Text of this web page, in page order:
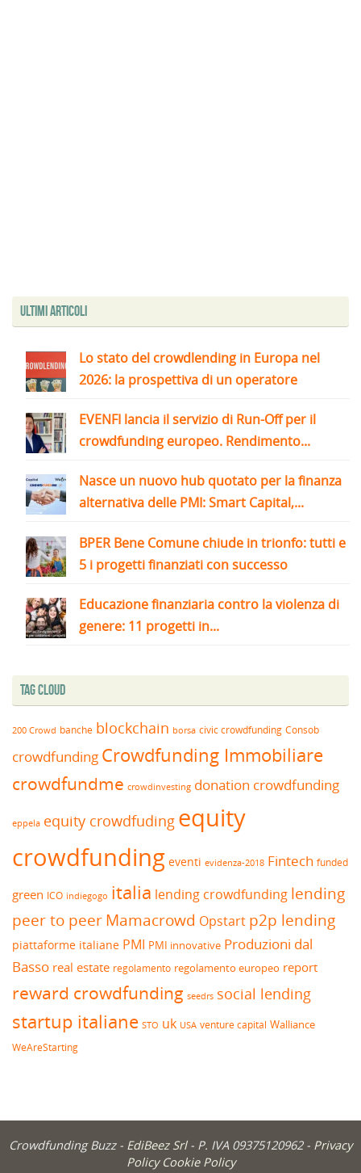
Ultimi articoli
Lo stato del crowdlending in Europa nel
2026: la prospettiva di un operatore
EVENFI lancia il servizio di Run-Off per il
crowdfunding europeo. Rendimento...
Nasce un nuovo hub quotato per la finanza
alternativa delle PMI: Smart Capital,...
BPER Bene Comune chiude in trionfo: tutti e
5 i progetti finanziati con successo
Educazione finanziaria contro la violenza di
genere: 11 progetti in...
Tag Cloud
200 Crowd banche blockchain borsa civic crowdfunding Consob
crowdfunding Crowdfunding Immobiliare
crowdfundme crowdinvesting donation crowdfunding
eppela equity crowdfuding equity
crowdfunding eventi evidenza-2018 Fintech funded
green ICO indiegogo italia lending crowdfunding lending
peer to peerMamacrowd Opstart p2p lending
piattaforme italiane PMI PMI innovative Produzioni dal
Basso real estate regolamento regolamento europeo report
reward crowdfunding seedrs social lending
startup italiane STO uk USA venture capital Walliance
WeAreStarting
Crowdfunding Buzz - EdiBeez Srl - P. IVA 09375120962 - Privacy
Policy Cookie Policy